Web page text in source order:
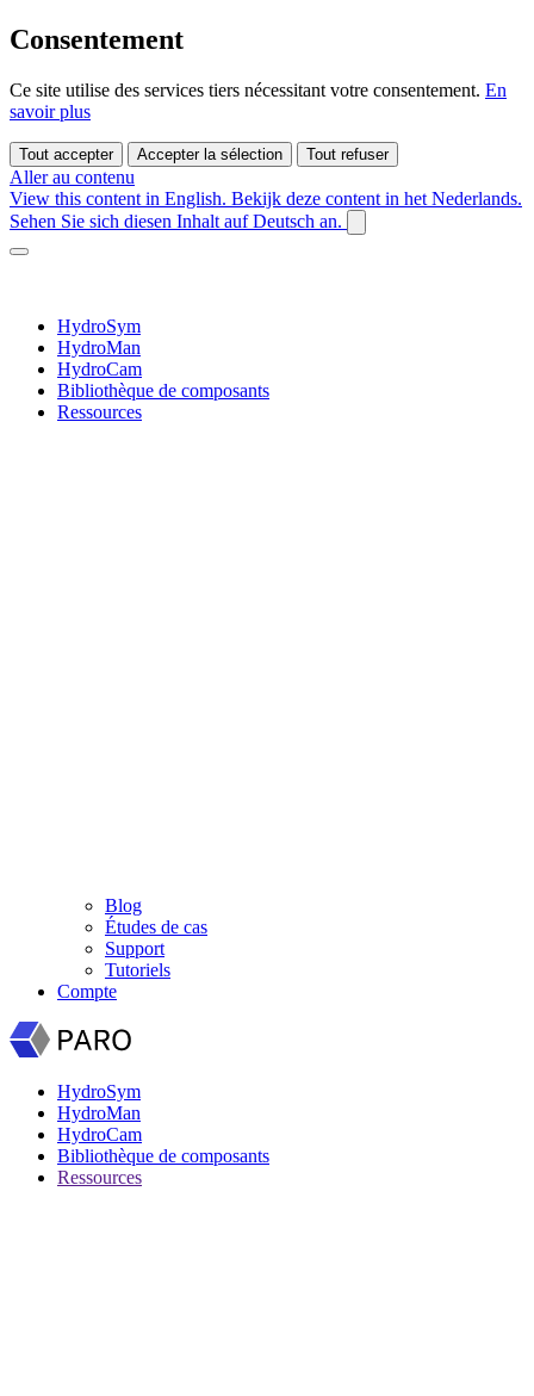
Consentement
Ce site utilise des services tiers nécessitant votre consentement. En
savoir plus
Tout accepter Accepter la sélection Tout refuser
Aller au contenu
View this content in English. Bekijk deze content in het Nederlands.
Sehen Sie sich diesen Inhalt auf Deutsch an.
HydroSym
HydroMan
HydroCam
Bibliothèque de composants
Ressources
Blog
Études de cas
Support
Tutoriels
Compte
HydroSym
HydroMan
HydroCam
Bibliothèque de composants
Ressources